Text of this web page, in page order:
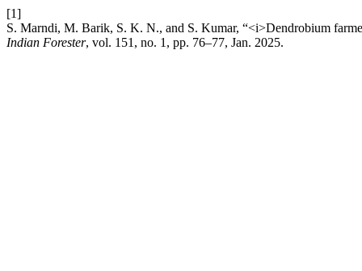
[1]
S. Marndi, M. Barik, S. K. N., and S. Kumar, “<i>Dendrobium
Indian Forester, vol. 151, no. 1, pp. 76–77, Jan. 2025.